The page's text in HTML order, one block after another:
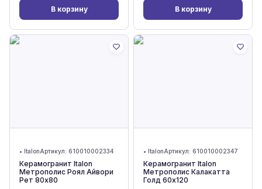
В корзину В корзину
• ItalonАртикул: 610010002334
Керамогранит Italon
Метрополис Роял Айвори
Рет 80x80
• ItalonАртикул: 610010002347
Керамогранит Italon
Метрополис Калакатта
Голд 60x120